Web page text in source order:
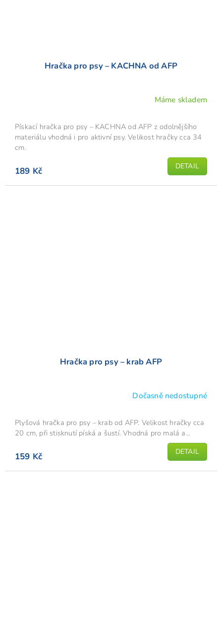
Hračka pro psy – KACHNA od AFP
Máme skladem
189 Kč DETAIL
Pískací hračka pro psy – KACHNA od AFP z odolnějšího
materiálu vhodná i pro aktivní psy. Velikost hračky cca 34
cm.
Hračka pro psy – krab AFP
Dočasně nedostupné
159 Kč DETAIL
Plyšová hračka pro psy – krab od AFP. Velikost hračky cca
20 cm, při stisknutí píská a šustí. Vhodná pro malá a...